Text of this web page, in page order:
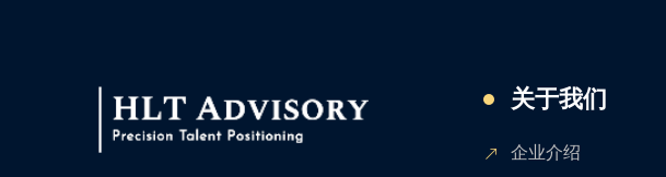
关于我们
企业介绍